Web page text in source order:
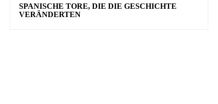
SPANISCHE TORE, DIE DIE GESCHICHTE
VERÄNDERTEN